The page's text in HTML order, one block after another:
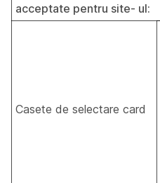
acceptate pentru site- ul:
Casete de selectare card